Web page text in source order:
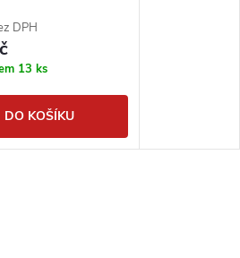
DPH
13 ks
DO KOŠÍKU